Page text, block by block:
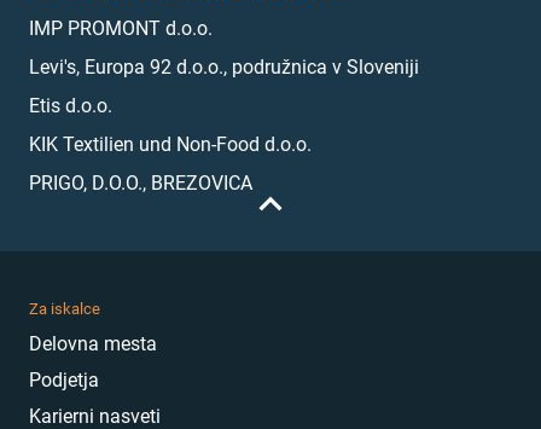
IMP PROMONT d.o.o.
Levi's, Europa 92 d.o.o., podružnica v Sloveniji
Etis d.o.o.
KIK Textilien und Non-Food d.o.o.
PRIGO, D.O.O., BREZOVICA
Za iskalce
Delovna mesta
Podjetja
Karierni nasveti